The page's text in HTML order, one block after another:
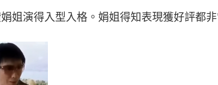
姐演得入型入格。娟姐得知表現獲好評都